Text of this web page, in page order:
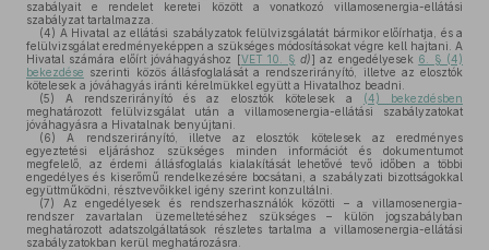
szabályait e rendelet keretei között a vonatkozó villamosenergia-ellátási
szabályzat tartalmazza.
(4) A Hivatal az ellátási szabályzatok felülvizsgálatát bármikor előírhatja, és a
felülvizsgálat eredményeképpen a szükséges módosításokat végre kell hajtani. A
Hivatal számára előírt jóváhagyáshoz [VET 10. § d)] az engedélyesek 6. § (4)
bekezdése szerinti közös állásfoglalását a rendszerirányító, illetve az elosztók
kötelesek a jóváhagyás iránti kérelmükkel együtt a Hivatalhoz beadni.
(5) A rendszerirányító és az elosztók kötelesek a (4) bekezdésben
meghatározott felülvizsgálat után a villamosenergia-ellátási szabályzatokat
jóváhagyásra a Hivatalnak benyújtani.
(6) A rendszerirányító, illetve az elosztók kötelesek az eredményes
egyeztetési eljáráshoz szükséges minden információt és dokumentumot
megfelelő, az érdemi állásfoglalás kialakítását lehetővé tevő időben a többi
engedélyes és kiserőmű rendelkezésére bocsátani, a szabályzati bizottságokkal
együttműködni, résztvevőikkel igény szerint konzultálni.
(7) Az engedélyesek és rendszerhasználók közötti – a villamosenergia-
rendszer zavartalan üzemeltetéséhez szükséges – külön jogszabályban
meghatározott adatszolgáltatások részletes tartalma a villamosenergia-ellátási
szabályzatokban kerül meghatározásra.